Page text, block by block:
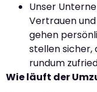
Unser
Vertrauen
gehen
stellen sicher,
rundum
Wie läuft der